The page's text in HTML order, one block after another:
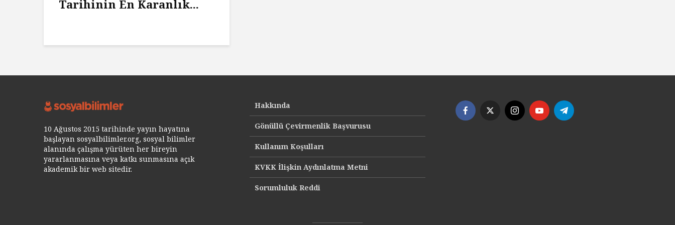
Tarihinin En Karanlık...
10 Ağustos 2015 tarihinde yayın hayatına
başlayan sosyalbilimler.org, sosyal bilimler
alanında çalışma yürüten her bireyin
yararlanmasına veya katkı sunmasına açık
akademik bir web sitedir.
Hakkında
Gönüllü Çevirmenlik Başvurusu
Kullanım Koşulları
KVKK İlişkin Aydınlatma Metni
Sorumluluk Reddi